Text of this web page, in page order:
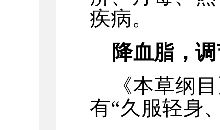
疾病。
降血脂，
《本草纲
有“久服轻身